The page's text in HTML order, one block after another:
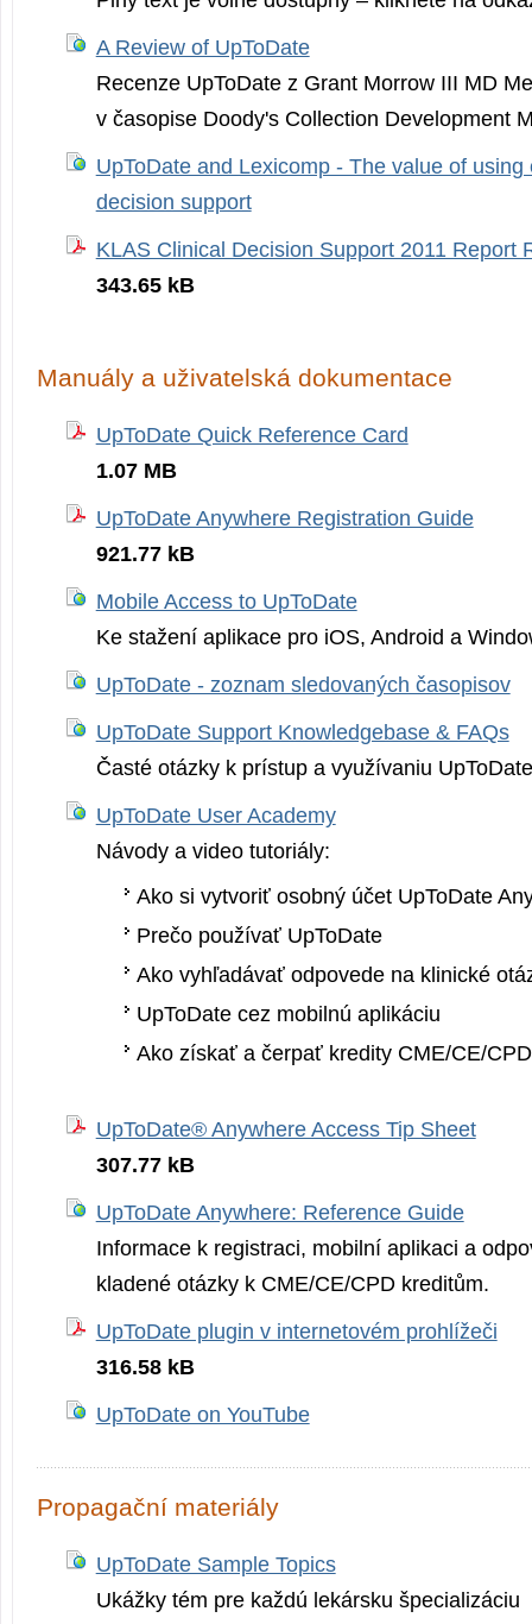
A Review of UpToDate
Recenze UpToDate z Grant Morrow III MD
v časopise Doody's Collection Development
UpToDate and Lexicomp - The value of using
decision support
KLAS Clinical Decision Support 2011 Report
343.65 kB
Manuály a uživatelská dokumentace
UpToDate Quick Reference Card
1.07 MB
UpToDate Anywhere Registration Guide
921.77 kB
Mobile Access to UpToDate
Ke stažení aplikace pro iOS, Android a
UpToDate - zoznam sledovaných časopisov
UpToDate Support Knowledgebase & FAQs
Časté otázky k prístup a využívaniu UpToDate
UpToDate User Academy
Návody a video tutoriály:
Ako si vytvoriť osobný účet UpToDate
Prečo používať UpToDate
Ako vyhľadávať odpovede na klinické
UpToDate cez mobilnú aplikáciu
Ako získať a čerpať kredity CME/CE/CPD
UpToDate® Anywhere Access Tip Sheet
307.77 kB
UpToDate Anywhere: Reference Guide
Informace k registraci, mobilní aplikaci a
kladené otázky k CME/CE/CPD kreditům.
UpToDate plugin v internetovém prohlížeči
316.58 kB
UpToDate on YouTube
Propagační materiály
UpToDate Sample Topics
Ukážky tém pre každú lekársku špecializáciu